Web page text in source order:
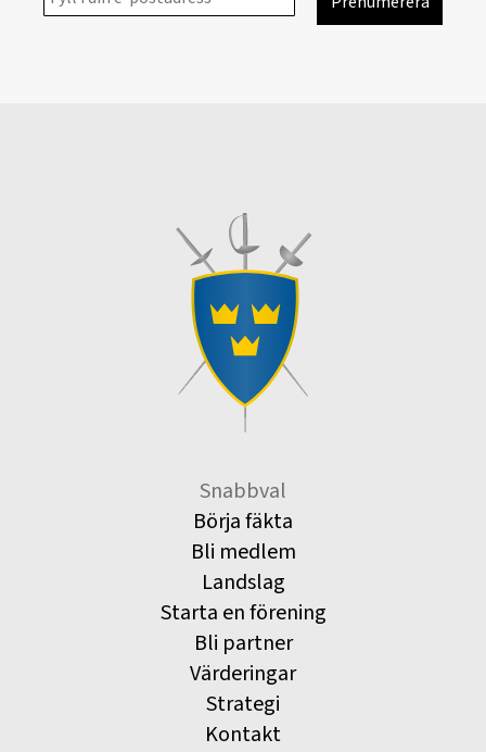
Snabbval
Börja fäkta
Bli medlem
Landslag
Starta en förening
Bli partner
Värderingar
Strategi
Kontakt